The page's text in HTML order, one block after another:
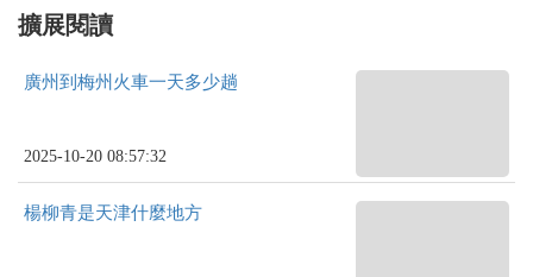
擴展閱讀
廣州到梅州火車一天多少趟
2025-10-20 08:57:32
楊柳青是天津什麼地方